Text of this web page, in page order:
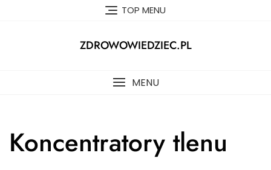
TOP MENU
ZDROWOWIEDZIEC.PL
MENU
Koncentratory tlenu